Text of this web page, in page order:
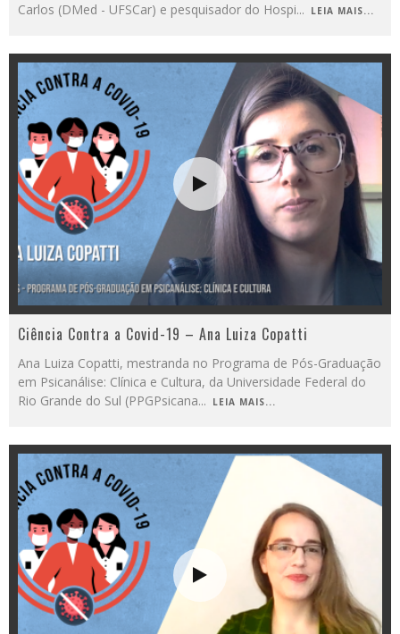
Carlos (DMed - UFSCar) e pesquisador do Hospi... LEIA MAIS...
Ciência Contra a Covid-19 – Ana Luiza Copatti
Ana Luiza Copatti, mestranda no Programa de Pós-Graduação
em Psicanálise: Clínica e Cultura, da Universidade Federal do
Rio Grande do Sul (PPGPsicana... LEIA MAIS...